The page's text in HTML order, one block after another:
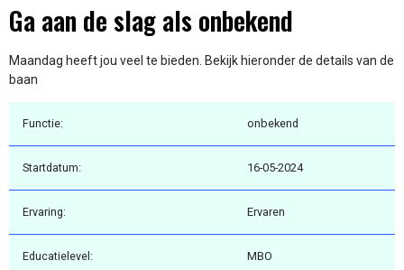
Ga aan de slag als onbekend
Maandag heeft jou veel te bieden. Bekijk hieronder de details van de
baan
Functie: onbekend
Startdatum: 16-05-2024
Ervaring: Ervaren
Educatielevel: MBO